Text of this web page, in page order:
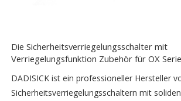
Die Sicherheitsverriegelungsschalter mit
Verriegelungsfunktion Zubehör für OX
DADISICK ist ein professioneller Hersteller
Sicherheitsverriegelungsschaltern mit soliden